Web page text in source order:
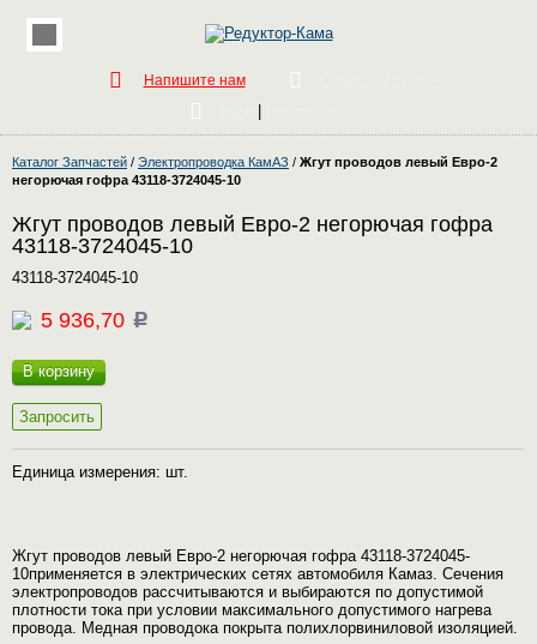
Напишите нам
Каталог Запчастей / Электропроводка КамАЗ / Жгут проводов левый Евро-2
негорючая гофра 43118-3724045-10
Жгут проводов левый Евро-2 негорючая гофра
43118-3724045-10
43118-3724045-10
5 936,70 c
В корзину
Запросить
Единица измерения: шт.
Жгут проводов левый Евро-2 негорючая гофра 43118-3724045-
10применяется в электрических сетях автомобиля Камаз. Сечения
электропроводов рассчитываются и выбираются по допустимой
плотности тока при условии максимального допустимого нагрева
провода. Медная проводока покрыта полихлорвиниловой изоляцией.